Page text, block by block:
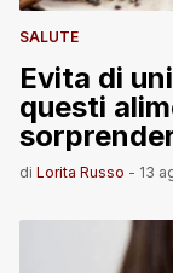
SALUTE
Evita di
questi
di Lorita Russo - 13